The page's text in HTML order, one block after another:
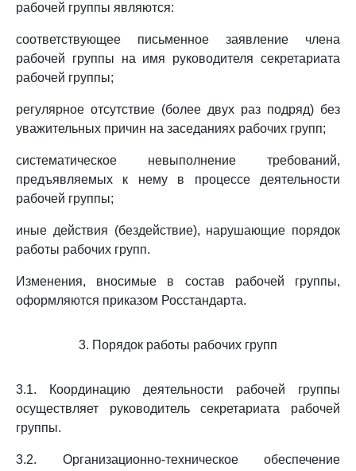
рабочей группы являются:
соответствующее письменное заявление члена
рабочей группы на имя руководителя секретариата
рабочей группы;
регулярное отсутствие (более двух раз подряд) без
уважительных причин на заседаниях рабочих групп;
систематическое невыполнение требований,
предъявляемых к нему в процессе деятельности
рабочей группы;
иные действия (бездействие), нарушающие порядок
работы рабочих групп.
Изменения, вносимые в состав рабочей группы,
оформляются приказом Росстандарта.
3. Порядок работы рабочих групп
3.1. Координацию деятельности рабочей группы
осуществляет руководитель секретариата рабочей
группы.
3.2. Организационно-техническое обеспечение